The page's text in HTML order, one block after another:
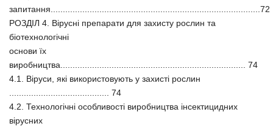
запитання......................................................................................72
РОЗДІЛ 4. Вірусні препарати для захисту рослин та
біотехнологічні
основи їх
виробництва............................................................................ 74
4.1. Віруси, які використовують у захисті рослин
......................................... 74
4.2. Технологічні особливості виробництва інсектицидних
вірусних